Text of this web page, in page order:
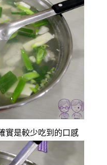
實是較少吃到的口感